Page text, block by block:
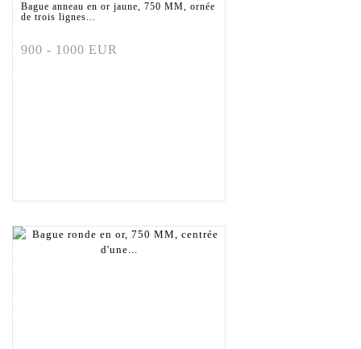
Bague anneau en or jaune, 750 MM, ornée
de trois lignes...
900 - 1000 EUR